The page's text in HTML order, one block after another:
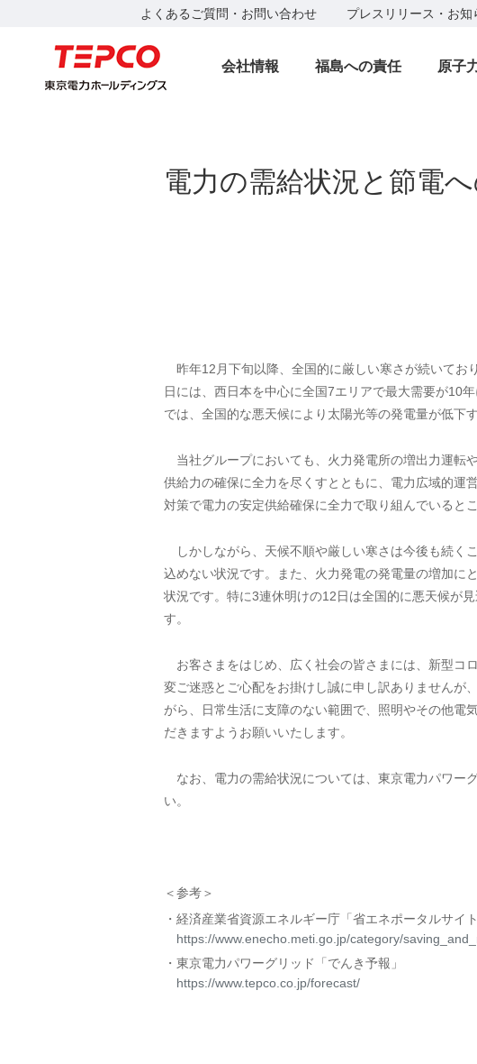
よくあるご質問・お問い合わせ プレスリリース・お知
会社情報 福島への責任 原子
電力の需給状況と節電
昨年12月下旬以降、全国的に厳しい寒さが続いてお
日には、西日本を中心に全国7エリアで最大需要が10
では、全国的な悪天候により太陽光等の発電量が低下
当社グループにおいても、火力発電所の増出力運転
供給力の確保に全力を尽くすとともに、電力広域的運
対策で電力の安定供給確保に全力で取り組んでいると
しかしながら、天候不順や厳しい寒さは今後も続く
込めない状況です。また、火力発電の発電量の増加に
状況です。特に3連休明けの12日は全国的に悪天候が
す。
お客さまをはじめ、広く社会の皆さまには、新型コ
変ご迷惑とご心配をお掛けし誠に申し訳ありませんが
がら、日常生活に支障のない範囲で、照明やその他電
だきますようお願いいたします。
なお、電力の需給状況については、東京電力パワー
い。
＜参考＞
経済産業省資源エネルギー庁「省エネポータルサイト
https://www.enecho.meti.go.jp/category/
東京電力パワーグリッド「でんき予報」
https://www.tepco.co.jp/forecast/